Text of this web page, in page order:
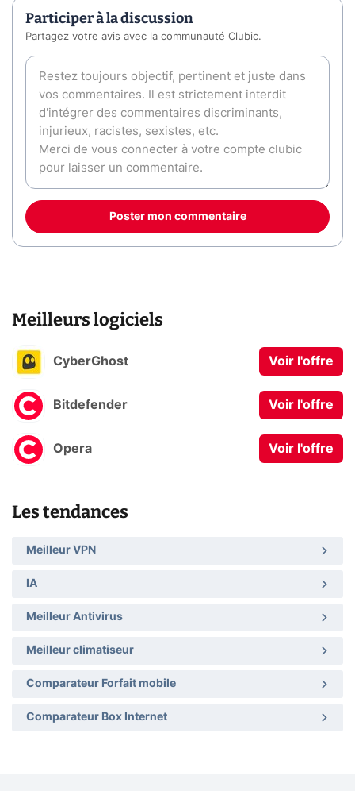
Participer à la discussion
Partagez votre avis avec la communauté Clubic.
Poster mon commentaire
Meilleurs logiciels
CyberGhost Voir l'offre
Bitdefender Voir l'offre
Opera Voir l'offre
Les tendances
Meilleur VPN
IA
Meilleur Antivirus
Meilleur climatiseur
Comparateur Forfait mobile
Comparateur Box Internet